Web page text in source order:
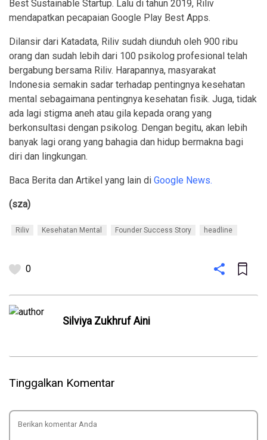
Best Sustainable Startup. Lalu di tahun 2019, Riliv
mendapatkan pecapaian Google Play Best Apps.
Dilansir dari Katadata, Riliv sudah diunduh oleh 900 ribu
orang dan sudah lebih dari 100 psikolog profesional telah
bergabung bersama Riliv. Harapannya, masyarakat
Indonesia semakin sadar terhadap pentingnya kesehatan
mental sebagaimana pentingnya kesehatan fisik. Juga, tidak
ada lagi stigma aneh atau gila kepada orang yang
berkonsultasi dengan psikolog. Dengan begitu, akan lebih
banyak lagi orang yang bahagia dan hidup bermakna bagi
diri dan lingkungan.
Baca Berita dan Artikel yang lain di Google News.
(sza)
Riliv Kesehatan Mental Founder Success Story headline
0
Silviya Zukhruf Aini
Tinggalkan Komentar